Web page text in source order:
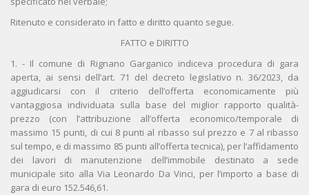
Ritenuto e considerato in fatto e diritto quanto segue.
FATTO e DIRITTO
1. - Il comune di Rignano Garganico indiceva procedura di gara
aperta, ai sensi dell’art. 71 del decreto legislativo n. 36/2023, da
aggiudicarsi con il criterio dell’offerta economicamente più
vantaggiosa individuata sulla base del miglior rapporto qualità-
prezzo (con l’attribuzione all’offerta economico/temporale di
massimo 15 punti, di cui 8 punti al ribasso sul prezzo e 7 al ribasso
sul tempo, e di massimo 85 punti all’offerta tecnica), per l’affidamento
dei lavori di manutenzione dell’immobile destinato a sede
municipale sito alla Via Leonardo Da Vinci, per l’importo a base di
gara di euro 152.546,61.